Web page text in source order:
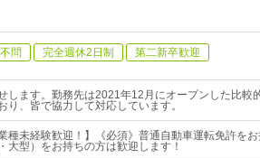
問 完全週休2日制 第二新卒歓迎
します。勤務先は2021年12月にオープンした比較
り、皆で協力して対応しています。
種未経験歓迎！】《必須》普通自動車運転免許を
大型）をお持ちの方は歓迎します！